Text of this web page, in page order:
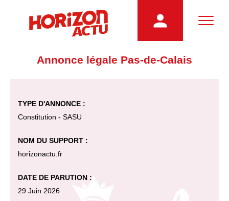
Annonce légale Pas-de-Calais
TYPE D'ANNONCE :
Constitution - SASU
NOM DU SUPPORT :
horizonactu.fr
DATE DE PARUTION :
29 Juin 2026